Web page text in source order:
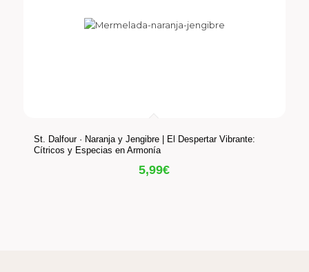
St. Dalfour · Naranja y Jengibre | El Despertar Vibrante:
Cítricos y Especias en Armonía
5,99€